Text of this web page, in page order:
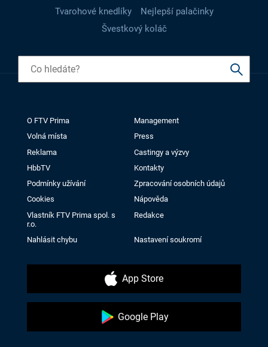
Tvarohové knedlíky
Nejlepší palačinky
Švestkový koláč
O FTV Prima
Management
Volná místa
Press
Reklama
Castingy a výzvy
HbbTV
Kontakty
Podmínky užívání
Zpracování osobních údajů
Cookies
Nápověda
Vlastník FTV Prima spol. s
r.o.
Redakce
Nahlásit chybu Nastavení soukromí
App Store
Google Play